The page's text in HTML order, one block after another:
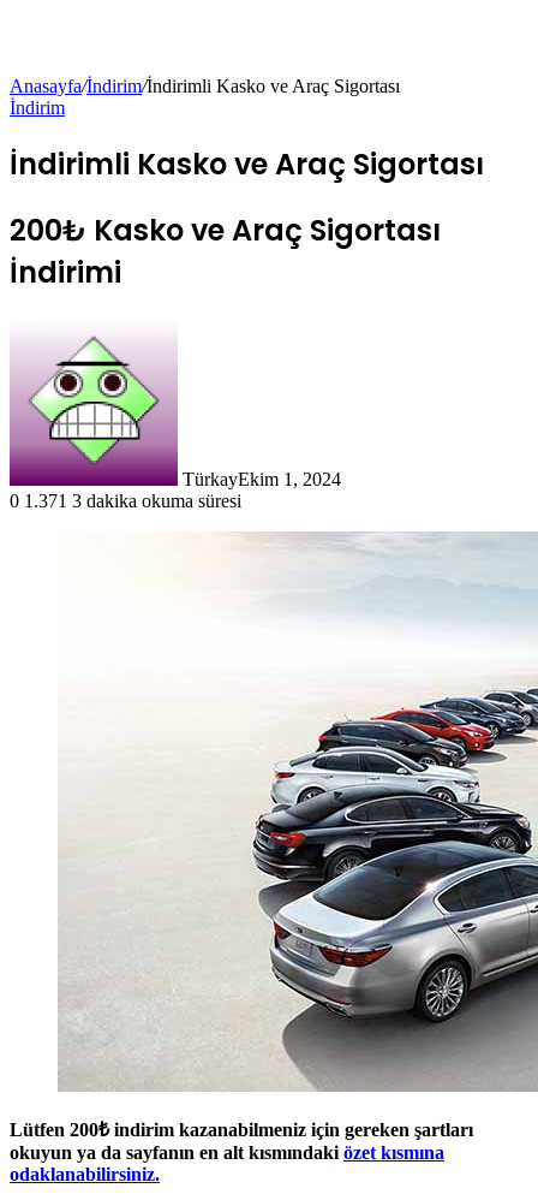
Anasayfa/İndirim/İndirimli Kasko ve Araç Sigortası
İndirim
İndirimli Kasko ve Araç Sigortası
200₺ Kasko ve Araç Sigortası
İndirimi
TürkayEkim 1, 2024
0 1.371 3 dakika okuma süresi
Lütfen 200₺ indirim kazanabilmeniz için gereken şartları
okuyun ya da sayfanın en alt kısmındaki özet kısmına
odaklanabilirsiniz.